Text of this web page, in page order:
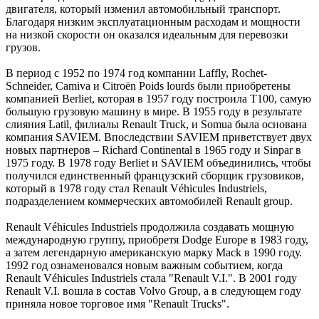
двигателя, который изменил автомобильный транспорт.
Благодаря низким эксплуатационным расходам и мощности
на низкой скорости он оказался идеальным для перевозки
грузов.
В период с 1952 по 1974 год компании Laffly, Rochet-
Schneider, Camiva и Citroën Poids lourds были приобретены
компанией Berliet, которая в 1957 году построила T100, самую
большую грузовую машину в мире. В 1955 году в результате
слияния Latil, филиалы Renault Truck, и Somua была основана
компания SAVIEM. Впоследствии SAVIEM приветствует двух
новых партнеров – Richard Continental в 1965 году и Sinpar в
1975 году. В 1978 году Berliet и SAVIEM объединились, чтобы
получился единственный французский сборщик грузовиков,
который в 1978 году стал Renault Véhicules Industriels,
подразделением коммерческих автомобилей Renault group.
Renault Véhicules Industriels продолжила создавать мощную
международную группу, приобретя Dodge Europe в 1983 году,
а затем легендарную американскую марку Mack в 1990 году.
1992 год ознаменовался новым важным событием, когда
Renault Véhicules Industriels стала "Renault V.I.". В 2001 году
Renault V.I. вошла в состав Volvo Group, а в следующем году
приняла новое торговое имя "Renault Trucks".